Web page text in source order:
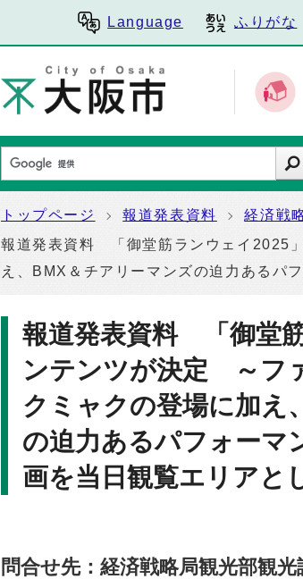
Language ふりがな
トップページ 報道発表資料
経済戦
報道発表資料 「御堂筋ランウェイ2025
え、BMX＆チアリーマンズの迫力あるパ
報道発表資料 「御堂
ンテンツが決定 ～フ
クミャクの登場に加え
の迫力あるパフォーマ
画を当日観覧エリアと
問合せ先：経済戦略局観光部観光